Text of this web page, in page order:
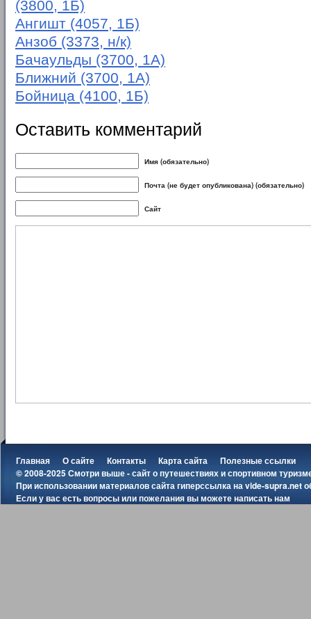
(3800, 1Б)
Ангишт (4057, 1Б)
Анзоб (3373, н/к)
Бачаульды (3700, 1А)
Ближний (3700, 1А)
Бойница (4100, 1Б)
Оставить комментарий
Имя (обязательно)
Почта (не будет опубликована) (обязательно)
Сайт
Главная О сайте Контакты Карта сайта
Полезные ссылки
© 2008-2025 Смотри выше - сайт о путешествиях и спортивном
При использовании материалов сайта гиперссылка наvide-supra.net
Если у вас есть вопросы или пожелания вы можетенаписать нам